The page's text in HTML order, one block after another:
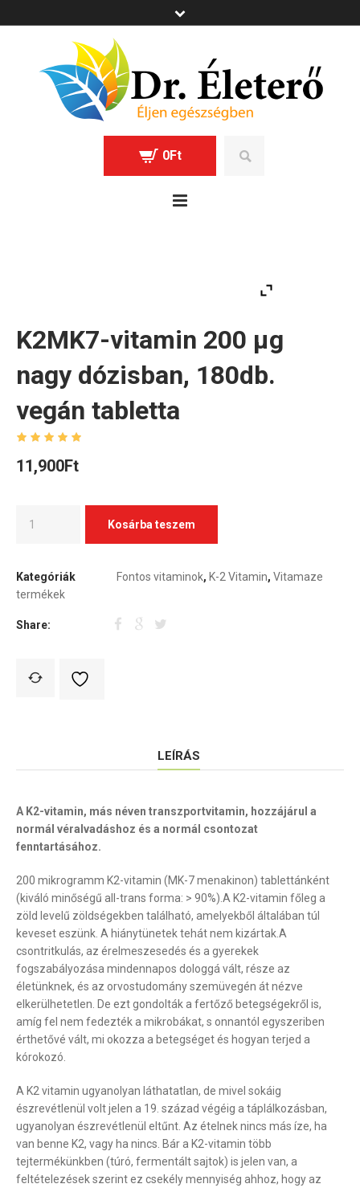
0Ft
K2MK7-vitamin 200 µg
nagy dózisban, 180db.
vegán tabletta
11,900Ft
Kosárba teszem
Kategóriák Fontos vitaminok, K-2 Vitamin, Vitamaze
termékek
Share:
LEÍRÁS
A K2-vitamin, más néven transzportvitamin, hozzájárul a
normál véralvadáshoz és a normál csontozat
fenntartásához.
200 mikrogramm K2-vitamin (MK-7 menakinon) tablettánként
(kiváló minőségű all-trans forma: > 90%).A K2-vitamin főleg a
zöld levelű zöldségekben található, amelyekből általában túl
keveset eszünk. A hiánytünetek tehát nem kizártak.A
csontritkulás, az érelmeszesedés és a gyerekek
fogszabályozása mindennapos dologgá vált, része az
életünknek, és az orvostudomány szemüvegén át nézve
elkerülhetetlen. De ezt gondolták a fertőző betegségekről is,
amíg fel nem fedezték a mikrobákat, s onnantól egyszeriben
érthetővé vált, mi okozza a betegséget és hogyan terjed a
kórokozó.
A K2 vitamin ugyanolyan láthatatlan, de mivel sokáig
észrevétlenül volt jelen a 19. század végéig a táplálkozásban,
ugyanolyan észrevétlenül eltűnt. Az ételnek nincs más íze, ha
van benne K2, vagy ha nincs. Bár a K2-vitamin több
tejtermékünkben (túró, fermentált sajtok) is jelen van, a
feltételezések szerint ez csekély mennyiség ahhoz, hogy az